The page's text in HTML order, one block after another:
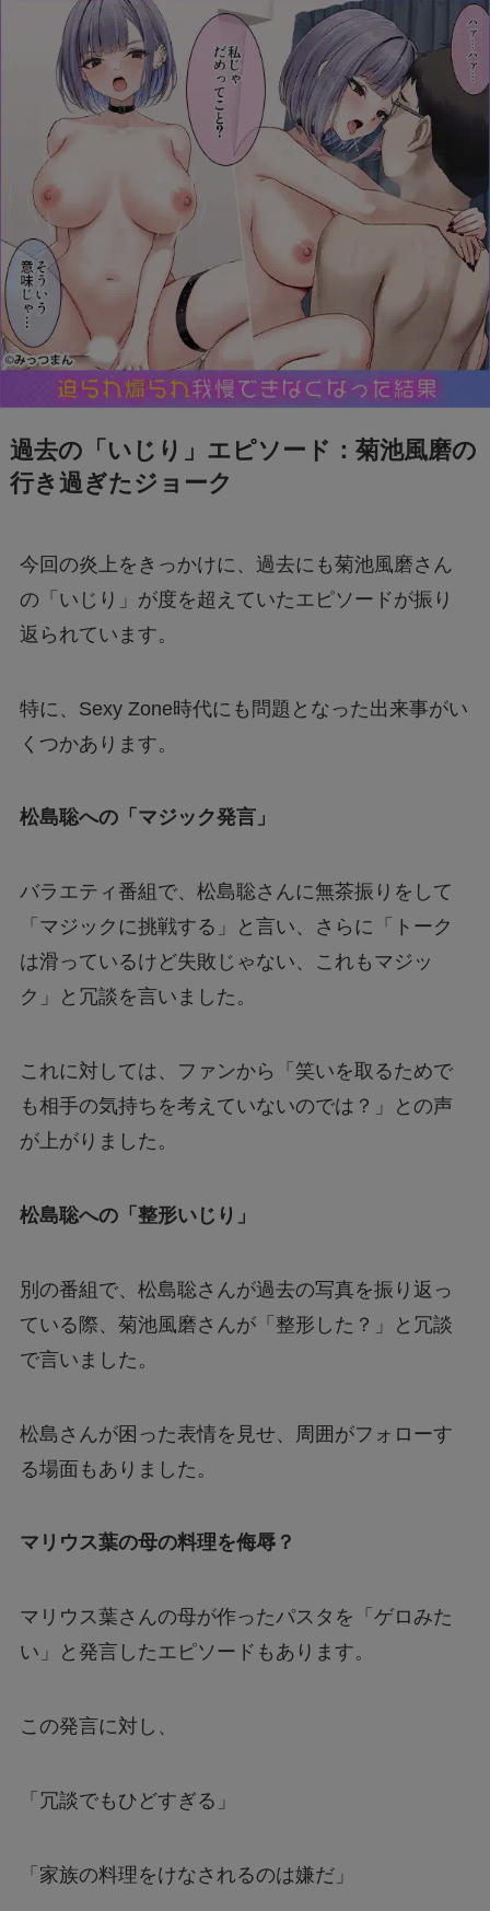
「不快」と感じたファンが多かったようです。
過去の「いじり」エピソード：菊池風磨の
行き過ぎたジョーク
今回の炎上をきっかけに、過去にも菊池風磨さん
の「いじり」が度を超えていたエピソードが振り
返られています。
特に、Sexy Zone時代にも問題となった出来事がい
くつかあります。
松島聡への「マジック発言」
バラエティ番組で、松島聡さんに無茶振りをして
「マジックに挑戦する」と言い、さらに「トーク
は滑っているけど失敗じゃない、これもマジッ
ク」と冗談を言いました。
これに対しては、ファンから「笑いを取るためで
も相手の気持ちを考えていないのでは？」との声
が上がりました。
松島聡への「整形いじり」
別の番組で、松島聡さんが過去の写真を振り返っ
ている際、菊池風磨さんが「整形した？」と冗談
で言いました。
松島さんが困った表情を見せ、周囲がフォローす
る場面もありました。
マリウス葉の母の料理を侮辱？
マリウス葉さんの母が作ったパスタを「ゲロみた
い」と発言したエピソードもあります。
この発言に対し、
「冗談でもひどすぎる」
「家族の料理をけなされるのは嫌だ」